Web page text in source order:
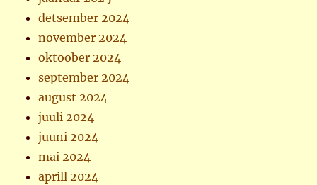
detsember 2024
november 2024
oktoober 2024
september 2024
august 2024
juuli 2024
juuni 2024
mai 2024
aprill 2024